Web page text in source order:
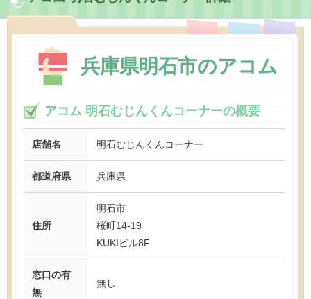
兵庫県明石市のアコム
アコム 明石むじんくんコーナーの概要
店舗名 明石むじんくんコーナー
都道府県 兵庫県
住所
明石市
桜町14-19
KUKIビル8F
窓口の有
無
無し